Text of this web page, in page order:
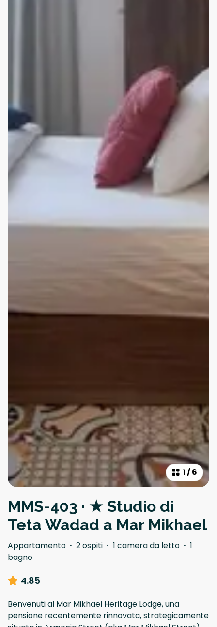
1 /6
MMS-403 · ★ Studio di
Teta Wadad a Mar Mikhael
Appartamento · 2 ospiti · 1 camera da letto · 1
bagno
4.85
Benvenuti al Mar Mikhael Heritage Lodge, una
pensione recentemente rinnovata, strategicamente